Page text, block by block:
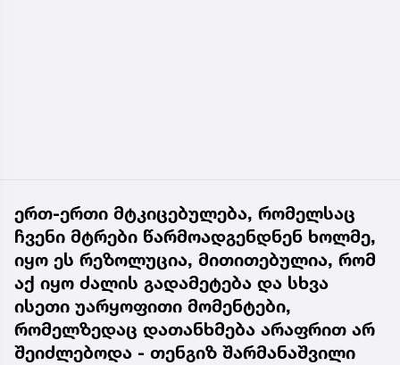
ერთ-ერთი მტკიცებულება, რომელსაც
ჩვენი მტრები წარმოადგენდნენ ხოლმე,
იყო ეს რეზოლუცია, მითითებულია, რომ
აქ იყო ძალის გადამეტება და სხვა
ისეთი უარყოფითი მომენტები,
რომელზედაც დათანხმება არაფრით არ
შეიძლებოდა - თენგიზ შარმანაშვილი